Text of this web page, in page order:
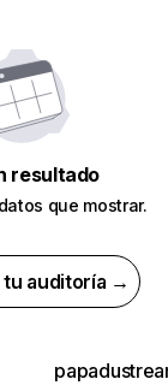
resultado
que mostrar.
tu auditoría →